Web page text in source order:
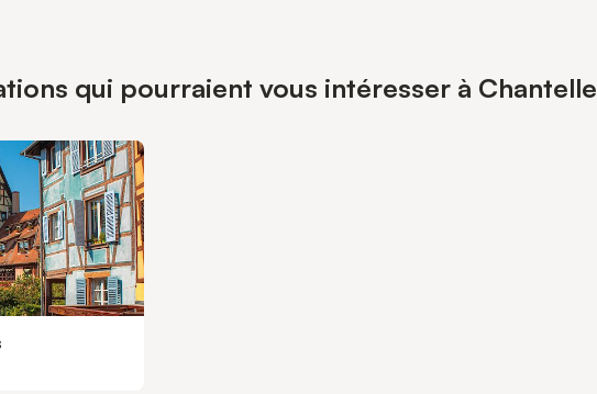
qui pourraient vous intéresser à Chantelle